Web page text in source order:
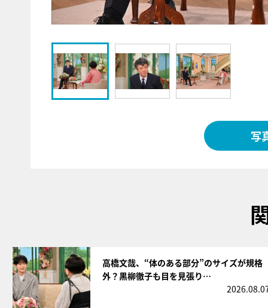
写
高橋文哉、“体のある部分”のサイズが規格
外？黒柳徹子も目を見張り…